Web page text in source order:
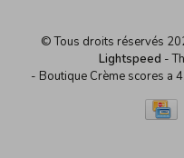
© Tous droits réservés
Lightspeed -
- Boutique Crème scores a